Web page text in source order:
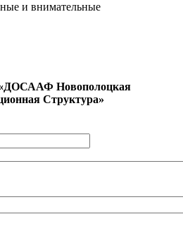
и внимательные
Новополоцкая
Структура»